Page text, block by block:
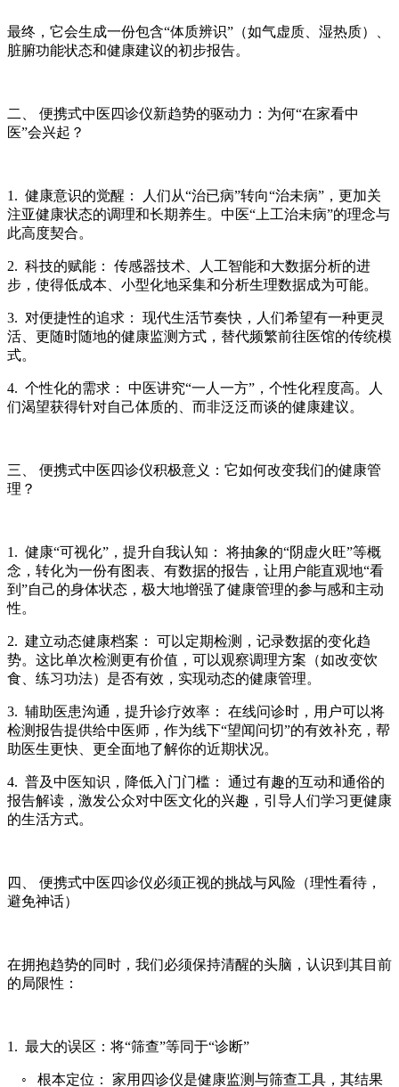
最终，它会生成一份包含“体质辨识”（如气虚质、湿热质）、
脏腑功能状态和健康建议的初步报告。
二、 便携式中医四诊仪新趋势的驱动力：为何“在家看中
医”会兴起？
1. 健康意识的觉醒： 人们从“治已病”转向“治未病”，更加关
注亚健康状态的调理和长期养生。中医“上工治未病”的理念与
此高度契合。
2. 科技的赋能： 传感器技术、人工智能和大数据分析的进
步，使得低成本、小型化地采集和分析生理数据成为可能。
3. 对便捷性的追求： 现代生活节奏快，人们希望有一种更灵
活、更随时随地的健康监测方式，替代频繁前往医馆的传统模
式。
4. 个性化的需求： 中医讲究“一人一方”，个性化程度高。人
们渴望获得针对自己体质的、而非泛泛而谈的健康建议。
三、 便携式中医四诊仪积极意义：它如何改变我们的健康管
理？
1. 健康“可视化”，提升自我认知： 将抽象的“阴虚火旺”等概
念，转化为一份有图表、有数据的报告，让用户能直观地“看
到”自己的身体状态，极大地增强了健康管理的参与感和主动
性。
2. 建立动态健康档案： 可以定期检测，记录数据的变化趋
势。这比单次检测更有价值，可以观察调理方案（如改变饮
食、练习功法）是否有效，实现动态的健康管理。
3. 辅助医患沟通，提升诊疗效率： 在线问诊时，用户可以将
检测报告提供给中医师，作为线下“望闻问切”的有效补充，帮
助医生更快、更全面地了解你的近期状况。
4. 普及中医知识，降低入门门槛： 通过有趣的互动和通俗的
报告解读，激发公众对中医文化的兴趣，引导人们学习更健康
的生活方式。
四、 便携式中医四诊仪必须正视的挑战与风险（理性看待，
避免神话）
在拥抱趋势的同时，我们必须保持清醒的头脑，认识到其目前
的局限性：
1. 最大的误区：将“筛查”等同于“诊断”
◦ 根本定位： 家用四诊仪是健康监测与筛查工具，其结果